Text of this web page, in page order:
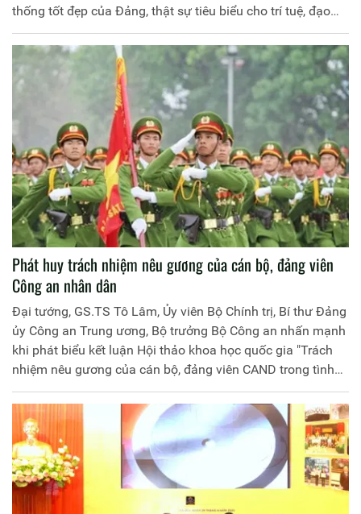
thống tốt đẹp của Đảng, thật sự tiêu biểu cho trí tuệ, đạo
đức của giai cấp công nhân, nhân dân lao động và của dân
tộc. Người đã để lại một hệ thống quan điểm, tư tưởng quý
báu về công tác xây dựng Đảng hết sức toàn diện, sâu sắc.
Lực lượng Công an nhân dân tiếp tục thấm nhuần và thực
hiện tư tưởng Hồ Chí Minh về xây dựng Đảng để xây dựng
lực lượng Công an nhân dân thực sự trong sạch, vững
mạnh, đáp ứng yêu cầu, nhiệm vụ trong tình hình hiện nay.
Phát huy trách nhiệm nêu gương của cán bộ, đảng viên
Công an nhân dân
Đại tướng, GS.TS Tô Lâm, Ủy viên Bộ Chính trị, Bí thư Đảng
ủy Công an Trung ương, Bộ trưởng Bộ Công an nhấn mạnh
khi phát biểu kết luận Hội thảo khoa học quốc gia "Trách
nhiệm nêu gương của cán bộ, đảng viên CAND trong tình
hình mới", được Bộ Công an và Nhà Xuất bản Chính trị
quốc gia Sự thật phối hợp tổ chức, sáng 29/6.